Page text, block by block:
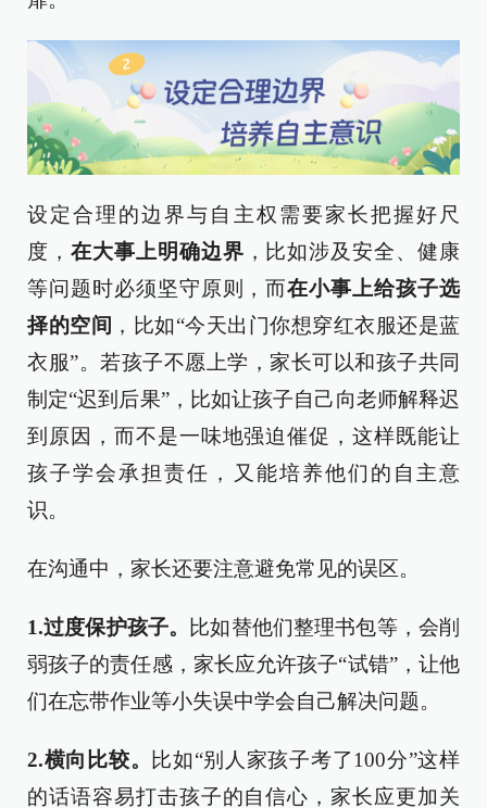
设定合理的边界与自主权需要家长把握好尺
度， 在大事上明确边界 ，比如涉及安全、健康
等问题时必须坚守原则，而在小事上给孩子选
择的空间 ，比如“今天出门你想穿红衣服还是蓝
衣服”。若孩子不愿上学，家长可以和孩子共同
制定“迟到后果”，比如让孩子自己向老师解释迟
到原因，而不是一味地强迫催促，这样既能让
孩子学会承担责任，又能培养他们的自主意
识。
在沟通中，家长还要注意避免常见的误区。
1.过度保护孩子。
比如替他们整理书包等，会削
弱孩子的责任感，家长应允许孩子“试错”，让他
们在忘带作业等小失误中学会自己解决问题。
2.横向比较。
比如“别人家孩子考了100分”这样
的话语容易打击孩子的自信心，家长应更加关